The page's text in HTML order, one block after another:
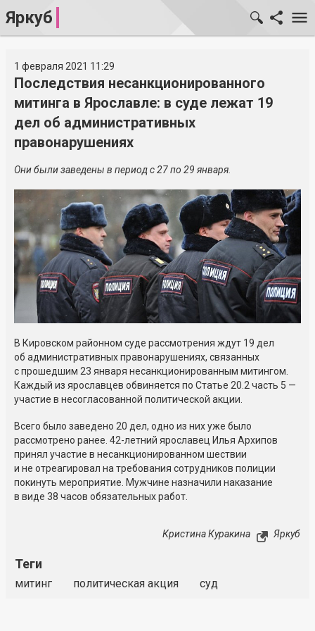
Яркуб
1 февраля 2021 11:29
Последствия несанкционированного
митинга в Ярославле: в суде лежат 19
дел об административных
правонарушениях
Они были заведены в период с 27 по 29 января.
В Кировском районном суде рассмотрения ждут 19 дел
об административных правонарушениях, связанных
с прошедшим 23 января несанкционированным митингом.
Каждый из ярославцев обвиняется по Статье 20.2 часть 5 —
участие в несогласованной политической акции.
Всего было заведено 20 дел, одно из них уже было
рассмотрено ранее. 42-летний ярославец Илья Архипов
принял участие в несанкционированном шествии
и не отреагировал на требования сотрудников полиции
покинуть мероприятие. Мужчине назначили наказание
в виде 38 часов обязательных работ.
Кристина Куракина Яркуб
Теги
митинг политическая акция суд